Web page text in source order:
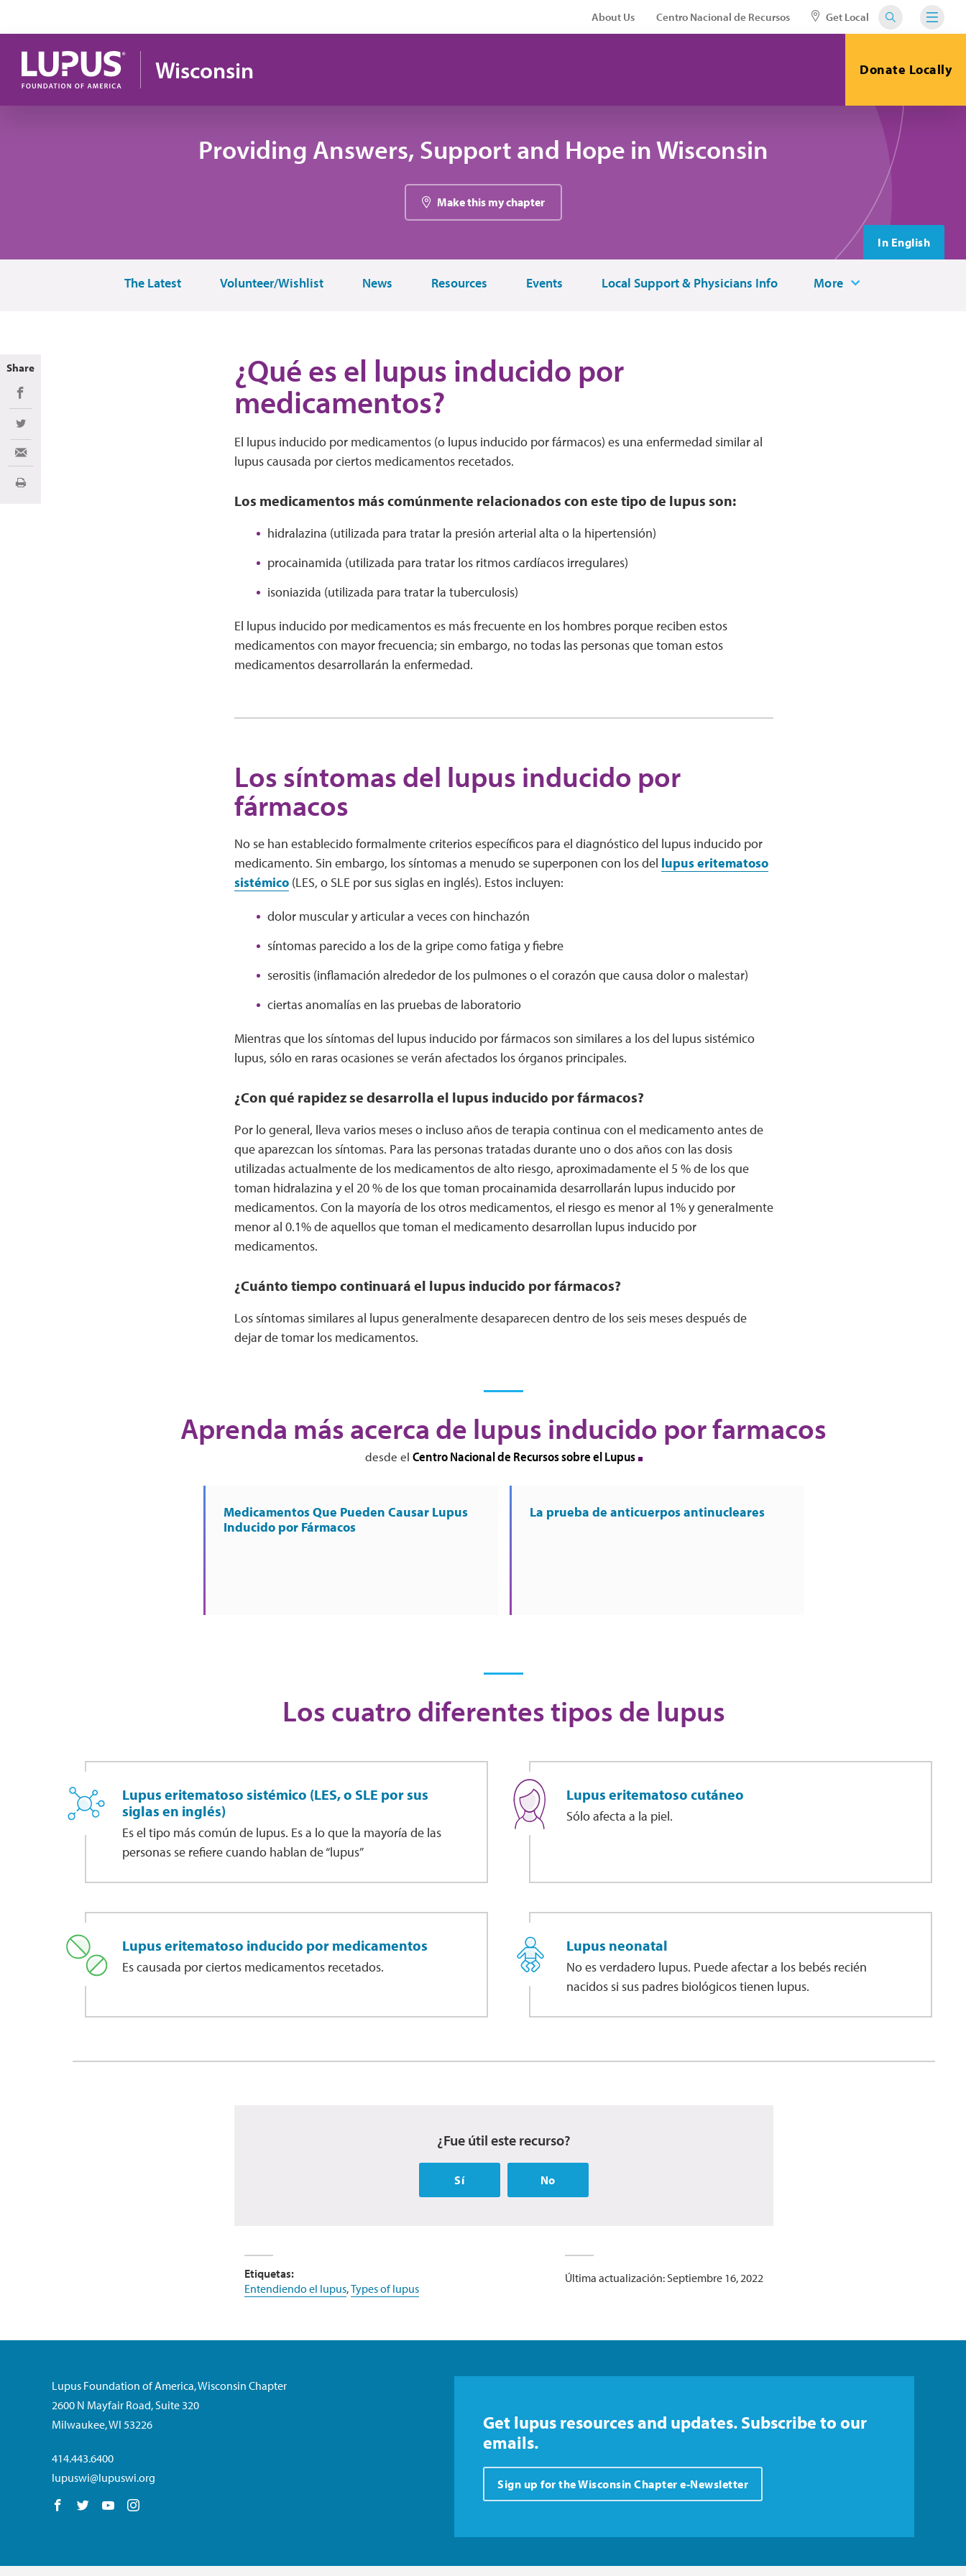
About Us Centro Nacional de Recursos Get Local
Wisconsin Donate Locally
Providing Answers, Support and Hope in Wisconsin
Make this my chapter
In English
The Latest Volunteer/Wishlist News Resources Events Local Support & Physicians Info More
¿Qué es el lupus inducido por
medicamentos?
El lupus inducido por medicamentos (o lupus inducido por fármacos) es una enfermedad similar al
lupus causada por ciertos medicamentos recetados.
Los medicamentos más comúnmente relacionados con este tipo de lupus son:
hidralazina (utilizada para tratar la presión arterial alta o la hipertensión)
procainamida (utilizada para tratar los ritmos cardíacos irregulares)
isoniazida (utilizada para tratar la tuberculosis)
El lupus inducido por medicamentos es más frecuente en los hombres porque reciben estos
medicamentos con mayor frecuencia; sin embargo, no todas las personas que toman estos
medicamentos desarrollarán la enfermedad.
Los síntomas del lupus inducido por
fármacos
No se han establecido formalmente criterios específicos para el diagnóstico del lupus inducido por
medicamento. Sin embargo, los síntomas a menudo se superponen con los del lupus eritematoso
sistémico(LES, o SLE por sus siglas en inglés). Estos incluyen:
dolor muscular y articular a veces con hinchazón
síntomas parecido a los de la gripe como fatiga y fiebre
serositis (inflamación alrededor de los pulmones o el corazón que causa dolor o malestar)
ciertas anomalías en las pruebas de laboratorio
Mientras que los síntomas del lupus inducido por fármacos son similares a los del lupus sistémico
lupus, sólo en raras ocasiones se verán afectados los órganos principales.
¿Con qué rapidez se desarrolla el lupus inducido por fármacos?
Por lo general, lleva varios meses o incluso años de terapia continua con el medicamento antes de
que aparezcan los síntomas. Para las personas tratadas durante uno o dos años con las dosis
utilizadas actualmente de los medicamentos de alto riesgo, aproximadamente el 5 % de los que
toman hidralazina y el 20 % de los que toman procainamida desarrollarán lupus inducido por
medicamentos. Con la mayoría de los otros medicamentos, el riesgo es menor al 1% y generalmente
menor al 0.1% de aquellos que toman el medicamento desarrollan lupus inducido por
medicamentos.
¿Cuánto tiempo continuará el lupus inducido por fármacos?
Los síntomas similares al lupus generalmente desaparecen dentro de los seis meses después de
dejar de tomar los medicamentos.
Aprenda más acerca de lupus inducido por farmacos
desde el Centro Nacional de Recursos sobre el Lupus
Medicamentos Que Pueden Causar Lupus
Inducido por Fármacos
La prueba de anticuerpos antinucleares
Los cuatro diferentes tipos de lupus
Lupus eritematoso sistémico (LES, o SLE por sus
siglas en inglés)
Es el tipo más común de lupus. Es a lo que la mayoría de las
personas se refiere cuando hablan de “lupus”
Lupus eritematoso cutáneo
Sólo afecta a la piel.
Lupus eritematoso inducido por medicamentos
Es causada por ciertos medicamentos recetados.
Lupus neonatal
No es verdadero lupus. Puede afectar a los bebés recién
nacidos si sus padres biológicos tienen lupus.
¿Fue útil este recurso?
Sí No
Etiquetas:
Entendiendo el lupus,Types of lupus
Última actualización: Septiembre 16, 2022
Share
Share on Facebook
Share on Twitter
Share via Email
Imprimir
Lupus Foundation of America, Wisconsin Chapter
2600 N Mayfair Road, Suite 320
Milwaukee, WI 53226
414.443.6400
lupuswi@lupuswi.org
Follow us on Facebook
Follow us on Twitter
Follow us on YouTube
Get lupus resources and updates. Subscribe to our
emails.
Sign up for the Wisconsin Chapter e-Newsletter